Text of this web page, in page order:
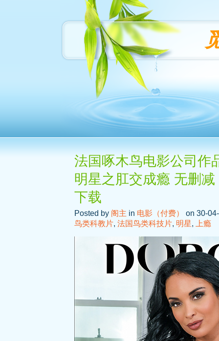
法国啄木鸟电影公司作
明星之肛交成瘾 无删
下载
Posted by 阁主 in 电影（付费）
on 30-
鸟类科教片, 法国鸟类科技片, 明星, 上瘾